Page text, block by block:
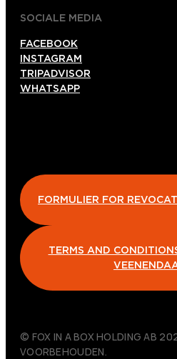
SOCIALE MEDIA
FACEBOOK
INSTAGRAM
TRIPADVISOR
WHATSAPP
FORMULIER FOR
TERMS AND
© FOX IN A BOX HOLDING AB
VOORBEHOUDEN.